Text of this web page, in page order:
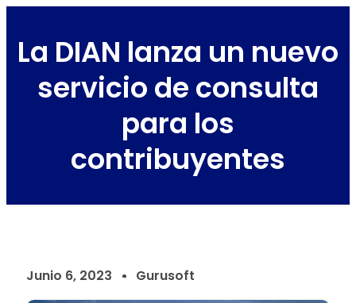
La DIAN lanza un nuevo
servicio de consulta
para los
contribuyentes
Junio 6, 2023 Gurusoft